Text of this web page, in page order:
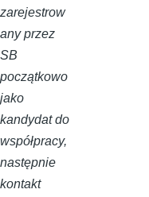
zarejestrow
any przez
SB
początkowo
jako
kandydat do
współpracy,
następnie
kontakt